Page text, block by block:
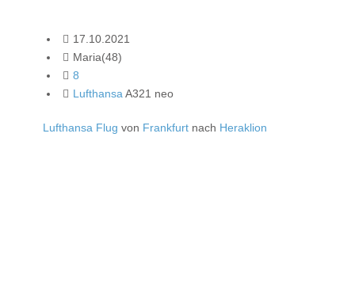
17.10.2021
Maria(48)
8
Lufthansa A321 neo
Lufthansa Flug von Frankfurt nach Heraklion